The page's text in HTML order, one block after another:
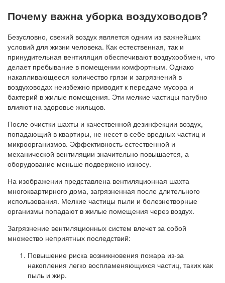
Почему важна уборка воздуховодов?
Безусловно, свежий воздух является одним из важнейших
условий для жизни человека. Как естественная, так и
принудительная вентиляция обеспечивают воздухообмен, что
делает пребывание в помещении комфортным. Однако
накапливающееся количество грязи и загрязнений в
воздуховодах неизбежно приводит к передаче мусора и
бактерий в жилые помещения. Эти мелкие частицы пагубно
влияют на здоровье жильцов.
После очистки шахты и качественной дезинфекции воздух,
попадающий в квартиры, не несет в себе вредных частиц и
микроорганизмов. Эффективность естественной и
механической вентиляции значительно повышается, а
оборудование меньше подвержено износу.
На изображении представлена вентиляционная шахта
многоквартирного дома, загрязненная после длительного
использования. Мелкие частицы пыли и болезнетворные
организмы попадают в жилые помещения через воздух.
Загрязнение вентиляционных систем влечет за собой
множество неприятных последствий:
Повышение риска возникновения пожара из-за
накопления легко воспламеняющихся частиц, таких как
пыль и жир.